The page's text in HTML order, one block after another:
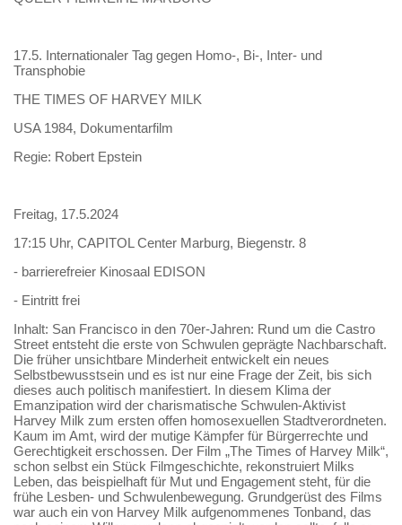
17.5. Internationaler Tag gegen Homo-, Bi-, Inter- und
Transphobie
THE TIMES OF HARVEY MILK
USA 1984, Dokumentarfilm
Regie: Robert Epstein
Freitag, 17.5.2024
17:15 Uhr, CAPITOL Center Marburg, Biegenstr. 8
- barrierefreier Kinosaal EDISON
- Eintritt frei
Inhalt: San Francisco in den 70er-Jahren: Rund um die Castro
Street entsteht die erste von Schwulen geprägte Nachbarschaft.
Die früher unsichtbare Minderheit entwickelt ein neues
Selbstbewusstsein und es ist nur eine Frage der Zeit, bis sich
dieses auch politisch manifestiert. In diesem Klima der
Emanzipation wird der charismatische Schwulen-Aktivist
Harvey Milk zum ersten offen homosexuellen Stadtverordneten.
Kaum im Amt, wird der mutige Kämpfer für Bürgerrechte und
Gerechtigkeit erschossen. Der Film „The Times of Harvey Milk“,
schon selbst ein Stück Filmgeschichte, rekonstruiert Milks
Leben, das beispielhaft für Mut und Engagement steht, für die
frühe Lesben- und Schwulenbewegung. Grundgerüst des Films
war auch ein von Harvey Milk aufgenommenes Tonband, das